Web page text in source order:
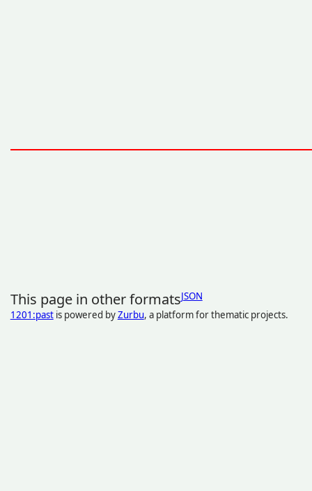
This page in other formatsJSON
1201:pastis powered byZurbu, a platform for thematic projects.